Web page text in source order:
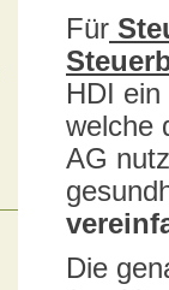
Für
HDI
welche
AG
Die